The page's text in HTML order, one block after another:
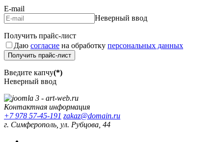
E-mail
Неверный ввод
Получить прайс-лист
Даю согласие на обработку персональных данных
Получить прайс-лист
Введите капчу(*)
Неверный ввод
Контактная информация
+7 978 57-45-191 zakaz@domain.ru
г. Симферополь, ул. Рубцова, 44